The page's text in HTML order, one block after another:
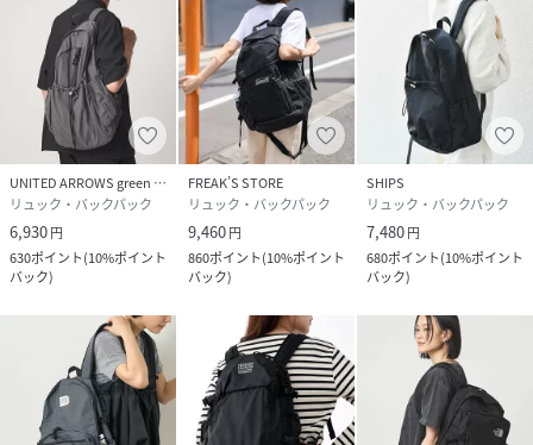
( 36325991954-09-00 GU2415
UNITED ARROWS green label relaxing
リュック・バックパック
6,930円
630ポイント(10%ポイント
バック)
FREAK’S STORE
リュック・バックパック
9,460円
860ポイント(10%ポイント
バック)
SHIPS
リュック・バックパック
7,480円
680ポイント(10%ポイント
バック)